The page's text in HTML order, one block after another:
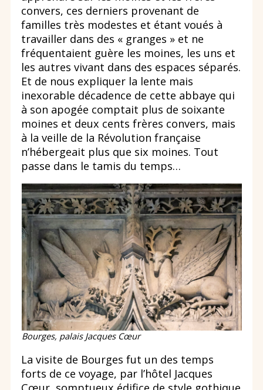
convers, ces derniers provenant de
familles très modestes et étant voués à
travailler dans des « granges » et ne
fréquentaient guère les moines, les uns et
les autres vivant dans des espaces séparés.
Et de nous expliquer la lente mais
inexorable décadence de cette abbaye qui
à son apogée comptait plus de soixante
moines et deux cents frères convers, mais
à la veille de la Révolution française
n’hébergeait plus que six moines. Tout
passe dans le tamis du temps…
Bourges, palais Jacques Cœur
La visite de Bourges fut un des temps
forts de ce voyage, par l’hôtel Jacques